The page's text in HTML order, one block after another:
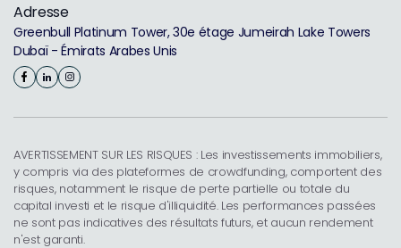
Adresse
Greenbull Platinum Tower, 30e étage Jumeirah Lake Towers
Dubaï - Émirats Arabes Unis
AVERTISSEMENT SUR LES RISQUES : Les investissements immobiliers,
y compris via des plateformes de crowdfunding, comportent des
risques, notamment le risque de perte partielle ou totale du
capital investi et le risque d'illiquidité. Les performances passées
ne sont pas indicatives des résultats futurs, et aucun rendement
n'est garanti.